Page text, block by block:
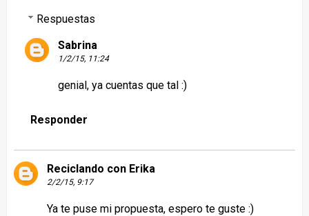
Respuestas
Sabrina
1/2/15, 11:24
genial, ya cuentas que tal :)
Responder
Reciclando con Erika
2/2/15, 9:17
Ya te puse mi propuesta, espero te guste :)